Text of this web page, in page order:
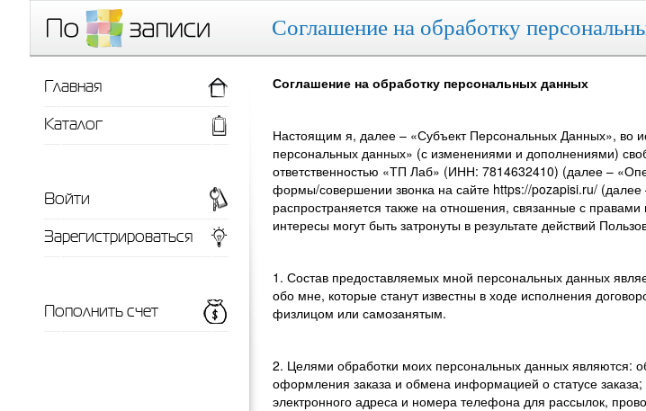
Соглашение на обработку
Соглашение на обработку персональных данных
Настоящим я, далее – «Субъект Персональных Данных», во
персональных данных» (с изменениями и дополнениями)
ответственностью «ТП Лаб» (ИНН: 7814632410) (далее –
формы/совершении звонка на сайте https://pozapisi.ru/
распространяется также на отношения, связанные с
интересы могут быть затронуты в результате действий
1. Состав предоставляемых мной персональных данных
обо мне, которые станут известны в ходе исполнения
физлицом или самозанятым.
2. Целями обработки моих персональных данных являются:
оформления заказа и обмена информацией о статусе
электронного адреса и номера телефона для рассылок,
Главная
Каталог
Войти
Зарегистрироваться
Пополнить счет